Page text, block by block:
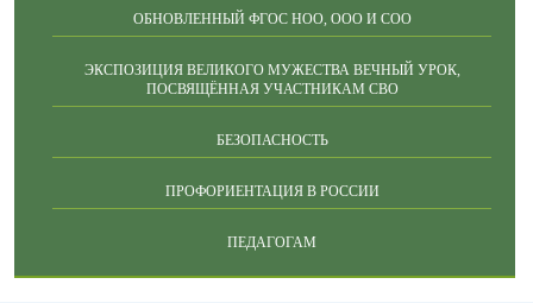
ОБНОВЛЕННЫЙ ФГОС НОО, ООО И СОО
ЭКСПОЗИЦИЯ ВЕЛИКОГО МУЖЕСТВА ВЕЧНЫЙ УРОК,
ПОСВЯЩЁННАЯ УЧАСТНИКАМ СВО
БЕЗОПАСНОСТЬ
ПРОФОРИЕНТАЦИЯ В РОССИИ
ПЕДАГОГАМ